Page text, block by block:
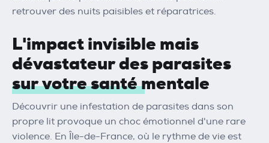
retrouver des nuits paisibles et réparatrices.
L'impact invisible mais
dévastateur des parasites
sur votre santé mentale
Découvrir une infestation de parasites dans son
propre lit provoque un choc émotionnel d'une rare
violence. En Île-de-France, où le rythme de vie est